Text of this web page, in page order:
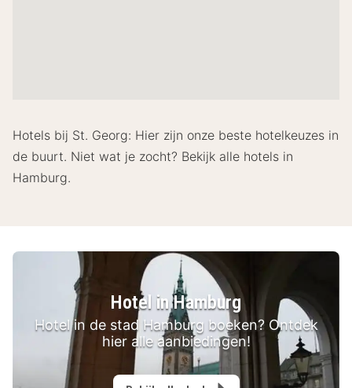
Hotels bij St. Georg: Hier zijn onze beste hotelkeuzes in
de buurt. Niet wat je zocht? Bekijk alle hotels in
Hamburg.
Hotel in Hamburg
Hotel in de stad Hamburg boeken? Ontdek
hier alle aanbiedingen!